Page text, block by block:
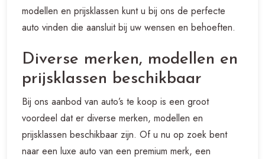
modellen en prijsklassen kunt u bij ons de perfecte
auto vinden die aansluit bij uw wensen en behoeften.
Diverse merken, modellen en
prijsklassen beschikbaar
Bij ons aanbod van auto’s te koop is een groot
voordeel dat er diverse merken, modellen en
prijsklassen beschikbaar zijn. Of u nu op zoek bent
naar een luxe auto van een premium merk, een